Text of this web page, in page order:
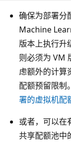
确保为部署分
Machine
版本上执行升
则必须为 VM
虑额外的计算
配额预留限制
署的虚拟机配
或者，可以
共享配额池